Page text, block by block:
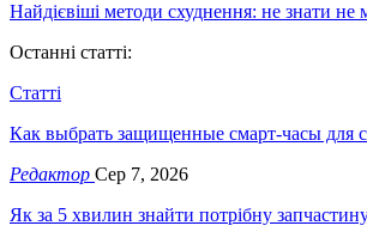
Найдієвіші методи схуднення: не знати не
Останні статті:
Статті
Как выбрать защищенные смарт-часы для
Редактор Сер 7, 2026
Як за 5 хвилин знайти потрібну